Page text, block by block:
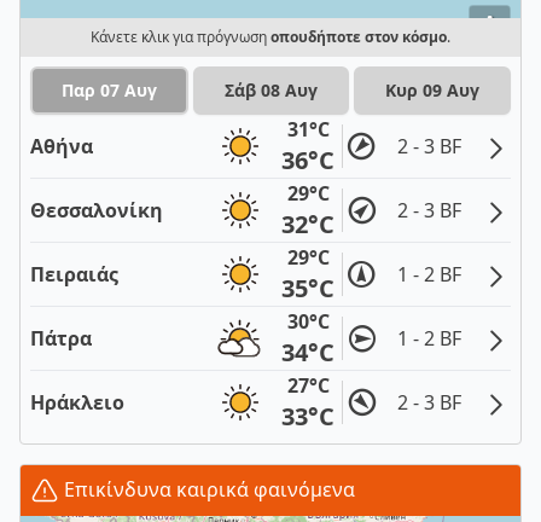
i
Κάνετε κλικ για πρόγνωσηοπουδήποτε στον κόσμο.
Παρ 07 Αυγ Σάβ 08 Αυγ Κυρ 09 Αυγ
Αθήνα
31°C
36°C 2 - 3 BF
Θεσσαλονίκη
29°C
32°C 2 - 3 BF
Πειραιάς
29°C
35°C 1 - 2 BF
Πάτρα
30°C
34°C 1 - 2 BF
Ηράκλειο
27°C
33°C 2 - 3 BF
Επικίνδυνα καιρικά φαινόμενα